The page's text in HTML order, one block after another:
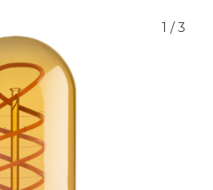
1 / 3